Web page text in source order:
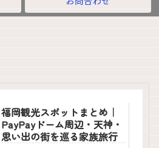
福岡観光スポットまとめ｜
PayPayドーム周辺・天神・
思い出の街を巡る家族旅行